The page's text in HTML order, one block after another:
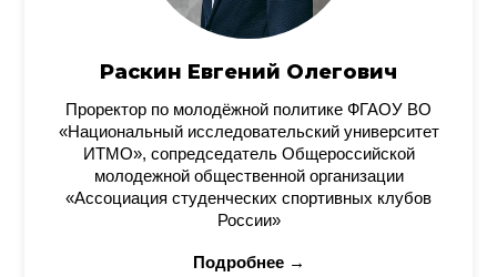
Раскин Евгений Олегович
Проректор по молодёжной политике ФГАОУ ВО
«Национальный исследовательский университет
ИТМО», сопредседатель Общероссийской
молодежной общественной организации
«Ассоциация студенческих спортивных клубов
России»
Подробнее →